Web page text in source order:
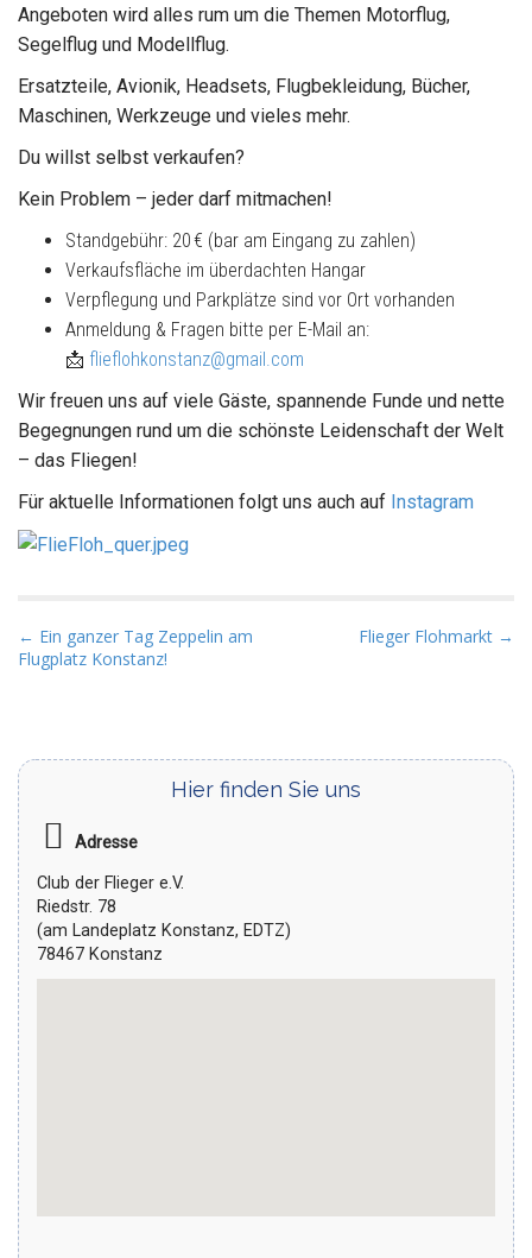
Angeboten wird alles rum um die Themen Motorflug,
Segelflug und Modellflug.
Ersatzteile, Avionik, Headsets, Flugbekleidung, Bücher,
Maschinen, Werkzeuge und vieles mehr.
Du willst selbst verkaufen?
Kein Problem – jeder darf mitmachen!
Standgebühr: 20 € (bar am Eingang zu zahlen)
Verkaufsfläche im überdachten Hangar
Verpflegung und Parkplätze sind vor Ort vorhanden
Anmeldung & Fragen bitte per E-Mail an:
📩 flieflohkonstanz@gmail.com
Wir freuen uns auf viele Gäste, spannende Funde und nette
Begegnungen rund um die schönste Leidenschaft der Welt
– das Fliegen!
Für aktuelle Informationen folgt uns auch auf Instagram
P
o
n
a
v
i
g
a
t
i
o
n
← Ein ganzer Tag Zeppelin am
Flugplatz Konstanz!
Flieger Flohmarkt →
Hier finden Sie uns
Adresse
Club der Flieger e.V.
Riedstr. 78
(am Landeplatz Konstanz, EDTZ)
78467 Konstanz